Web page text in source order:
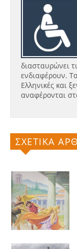
διασταυρώνει
ενδιαφέρουν.
Ελληνικές και
αναφέρονται
ΣΧΕΤΙΚΑ